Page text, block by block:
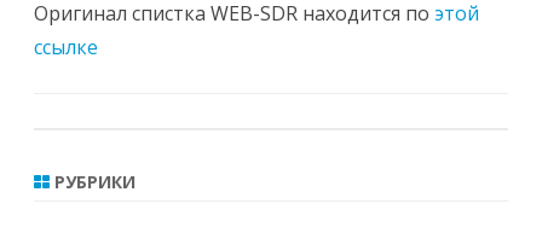
Оригинал спистка WEB-SDR находится по этой
ссылке
РУБРИКИ